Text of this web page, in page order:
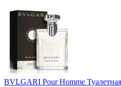
BVLGARI Pour Homme